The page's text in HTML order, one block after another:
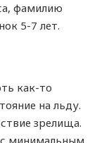
фамилию
5-7 лет.
как-то
на льду.
зрелища.
минимальным